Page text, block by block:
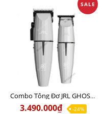
SALE
Combo Tông Đơ JRL GHOST 1 Limited Edition Chính Hãng USA
3.490.000₫ -24%